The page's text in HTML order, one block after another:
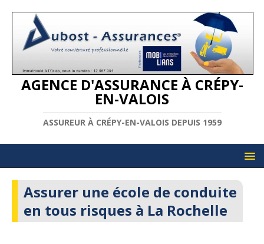
AGENCE D'ASSURANCE À CRÉPY-
EN-VALOIS
ASSUREUR À CRÉPY-EN-VALOIS DEPUIS 1959
Assurer une école de conduite
en tous risques à La Rochelle